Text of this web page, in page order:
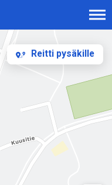
Reitti pysäkille